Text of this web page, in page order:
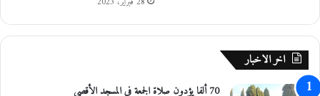
م
ح
ب
ن
اخر الاخبار
70 ألفا يؤدون صلاة الجمعة في المسجد الأقصى